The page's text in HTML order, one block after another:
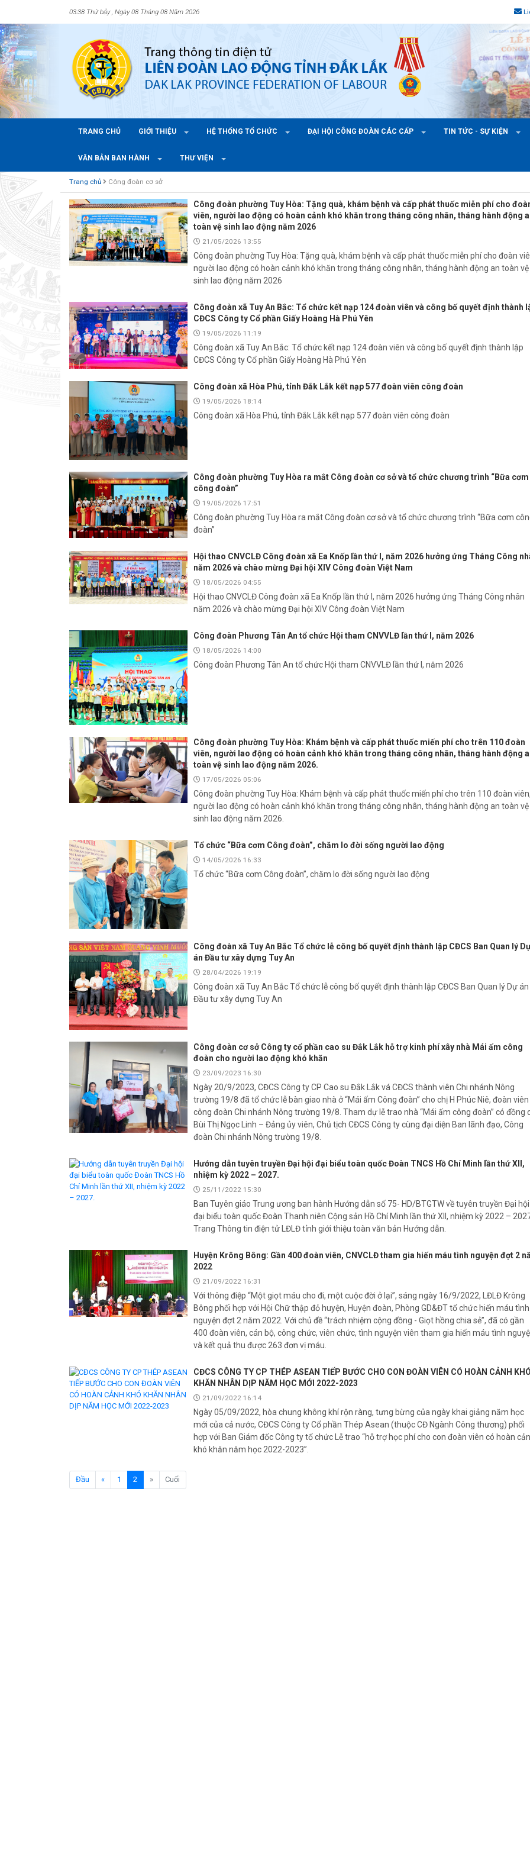
03:38 Thứ bảy , Ngày 08 Tháng 08 Năm 2026
TRANG CHỦ GIỚI THIỆU HỆ THỐNG TỔ CHỨC ĐẠI HỘI CÔNG ĐOÀN CÁC CẤP TIN TỨC - SỰ KIỆN
VĂN BẢN BAN HÀNH THƯ VIỆN
Trang chủ Công đoàn cơ sở
Công đoàn phường Tuy Hòa: Tặng quà, khám bệnh và cấp phát thuốc miễn phí cho
viên, người lao động có hoàn cảnh khó khăn trong tháng công nhân, tháng hành động
toàn vệ sinh lao động năm 2026
21/05/2026 13:55
Công đoàn phường Tuy Hòa: Tặng quà, khám bệnh và cấp phát thuốc miễn phí cho đoàn
người lao động có hoàn cảnh khó khăn trong tháng công nhân, tháng hành động an toàn vệ
sinh lao động năm 2026
Công đoàn xã Tuy An Bắc: Tổ chức kết nạp 124 đoàn viên và công bố quyết định thành
CĐCS Công ty Cổ phần Giấy Hoàng Hà Phú Yên
19/05/2026 11:19
Công đoàn xã Tuy An Bắc: Tổ chức kết nạp 124 đoàn viên và công bố quyết định thành lập
CĐCS Công ty Cổ phần Giấy Hoàng Hà Phú Yên
Công đoàn xã Hòa Phú, tỉnh Đắk Lắk kết nạp 577 đoàn viên công đoàn
19/05/2026 18:14
Công đoàn xã Hòa Phú, tỉnh Đắk Lắk kết nạp 577 đoàn viên công đoàn
Công đoàn phường Tuy Hòa ra mắt Công đoàn cơ sở và tổ chức chương trình “Bữa cơm
công đoàn”
19/05/2026 17:51
Công đoàn phường Tuy Hòa ra mắt Công đoàn cơ sở và tổ chức chương trình “Bữa cơm
đoàn”
Hội thao CNVCLĐ Công đoàn xã Ea Knốp lần thứ I, năm 2026 hưởng ứng Tháng Công
năm 2026 và chào mừng Đại hội XIV Công đoàn Việt Nam
18/05/2026 04:55
Hội thao CNVCLĐ Công đoàn xã Ea Knốp lần thứ I, năm 2026 hưởng ứng Tháng Công nhân
năm 2026 và chào mừng Đại hội XIV Công đoàn Việt Nam
Công đoàn Phương Tân An tổ chức Hội tham CNVVLĐ lần thứ I, năm 2026
18/05/2026 14:00
Công đoàn Phương Tân An tổ chức Hội tham CNVVLĐ lần thứ I, năm 2026
Công đoàn phường Tuy Hòa: Khám bệnh và cấp phát thuốc miến phí cho trên 110 đoàn
viên, người lao động có hoàn cảnh khó khăn trong tháng công nhân, tháng hành động
toàn vệ sinh lao động năm 2026.
17/05/2026 05:06
Công đoàn phường Tuy Hòa: Khám bệnh và cấp phát thuốc miến phí cho trên 110 đoàn
người lao động có hoàn cảnh khó khăn trong tháng công nhân, tháng hành động an toàn vệ
sinh lao động năm 2026.
Tổ chức “Bữa cơm Công đoàn”, chăm lo đời sống người lao động
14/05/2026 16:33
Tổ chức “Bữa cơm Công đoàn”, chăm lo đời sống người lao động
Công đoàn xã Tuy An Bắc Tổ chức lễ công bố quyết định thành lập CĐCS Ban Quan lý
án Đầu tư xây dựng Tuy An
28/04/2026 19:19
Công đoàn xã Tuy An Bắc Tổ chức lễ công bố quyết định thành lập CĐCS Ban Quan lý Dự án
Đầu tư xây dựng Tuy An
Công đoàn cơ sở Công ty cổ phần cao su Đắk Lắk hỗ trợ kinh phí xây nhà Mái ấm công
đoàn cho người lao động khó khăn
23/09/2023 16:30
Ngày 20/9/2023, CĐCS Công ty CP Cao su Đắk Lắk vá CĐCS thành viên Chi nhánh Nông
trường 19/8 đã tổ chức lễ bàn giao nhà ở “Mái ấm Công đoàn” cho chị H Phúc Niê, đoàn viên
công đoàn Chi nhánh Nông trường 19/8. Tham dự lễ trao nhà “Mái ấm công đoàn” có đồng
Bùi Thị Ngọc Linh – Đảng ủy viên, Chủ tịch CĐCS Công ty cùng đại diện Ban lãnh đạo, Công
đoàn Chi nhánh Nông trường 19/8.
Hướng dẫn tuyên truyền Đại hội đại biểu toàn quốc Đoàn TNCS Hồ Chí Minh lần thứ XII,
nhiệm kỳ 2022 – 2027.
25/11/2022 15:30
Ban Tuyên giáo Trung ương ban hành Hướng dẫn số 75- HD/BTGTW về tuyên truyền Đại hội
đại biểu toàn quốc Đoàn Thanh niên Cộng sản Hồ Chí Minh lần thứ XII, nhiệm kỳ 2022 –
Trang Thông tin điện tử LĐLĐ tỉnh giới thiệu toàn văn bản Hướng dẫn.
Huyện Krông Bông: Gần 400 đoàn viên, CNVCLĐ tham gia hiến máu tình nguyện đợt 2
2022
21/09/2022 16:31
Với thông điệp “Một giọt máu cho đi, một cuộc đời ở lại”, sáng ngày 16/9/2022, LĐLĐ Krông
Bông phối hợp với Hội Chữ thập đỏ huyện, Huyện đoàn, Phòng GD&ĐT tổ chức hiến máu tình
nguyện đợt 2 năm 2022. Với chủ đề “trách nhiệm cộng đồng - Giọt hồng chia sẻ”, đã có gần
400 đoàn viên, cán bộ, công chức, viên chức, tình nguyện viên tham gia hiến máu tình
và kết quả thu được 263 đơn vị máu.
CĐCS CÔNG TY CP THÉP ASEAN TIẾP BƯỚC CHO CON ĐOÀN VIÊN CÓ HOÀN CẢNH
KHĂN NHÂN DỊP NĂM HỌC MỚI 2022-2023
21/09/2022 16:14
Ngày 05/09/2022, hòa chung không khí rộn ràng, tưng bừng của ngày khai giảng năm học
mới của cả nước, CĐCS Công ty Cổ phần Thép Asean (thuộc CĐ Ngành Công thương) phối
hợp với Ban Giám đốc Công ty tổ chức Lễ trao “hỗ trợ học phí cho con đoàn viên có hoàn
khó khăn năm học 2022-2023”.
Đầu « 1 2 (current)
» Cuối